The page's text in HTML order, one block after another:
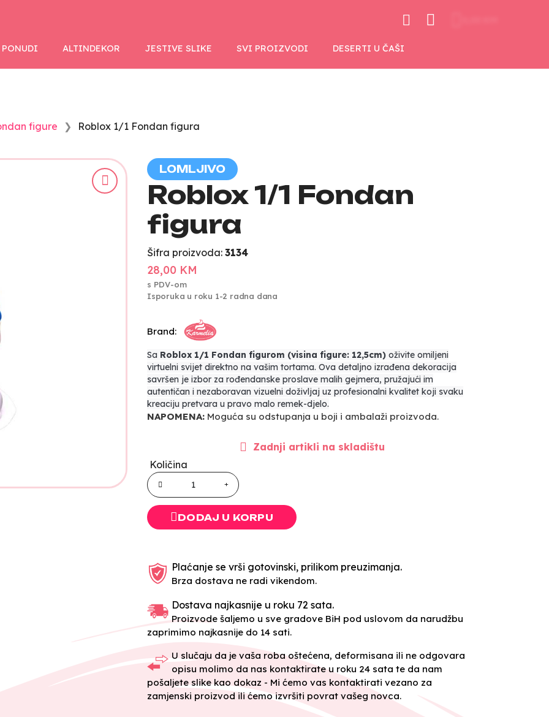
ALTINDEKOR JESTIVE SLIKE SVI PROIZVODI DESERTI U ČAŠI
figure Roblox 1/1 Fondan figura
LOMLJIVO
Roblox 1/1 Fondan
figura
Šifra proizvoda: 3134
28,00 KM
s PDV-om
Isporuka u roku 1-2 radna dana
Brand:
Sa Roblox 1/1 Fondan figurom (visina figure: 12,5cm) oživite omiljeni
virtuelni svijet direktno na vašim tortama. Ova detaljno izrađena dekoracija
savršen je izbor za rođendanske proslave malih gejmera, pružajući im
autentičan i nezaboravan vizuelni doživljaj uz profesionalni kvalitet koji svaku
kreaciju pretvara u pravo malo remek-djelo.
NAPOMENA: Moguća su odstupanja u boji i ambalaži proizvoda.
Zadnji artikli na skladištu
Količina
DODAJ U KORPU
Plaćanje se vrši gotovinski, prilikom preuzimanja.
Brza dostava ne radi vikendom.
Dostava najkasnije u roku 72 sata.
Proizvode šaljemo u sve gradove BiH pod uslovom da narudžbu
zaprimimo najkasnije do 14 sati.
U slučaju da je vaša roba oštećena, deformisana ili ne odgovara
opisu molimo da nas kontaktirate u roku 24 sata te da nam
pošaljete slike kao dokaz - Mi ćemo vas kontaktirati vezano za
zamjenski proizvod ili ćemo izvršiti povrat vašeg novca.